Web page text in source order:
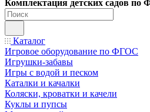
Комплектация детских садов
Каталог
Игровое оборудование по ФГОС
Игрушки-забавы
Игры с водой и песком
Каталки и качалки
Коляски, кроватки и качели
Куклы и пупсы